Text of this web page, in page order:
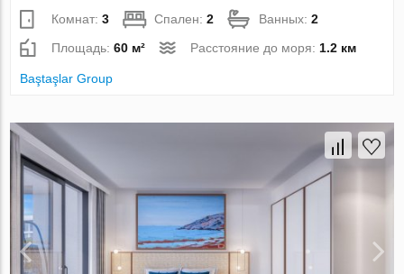
Комнат:3 Спален:2 Ванных:2
Площадь:60 м² Расстояние до моря:1.2 км
Baştaşlar Group